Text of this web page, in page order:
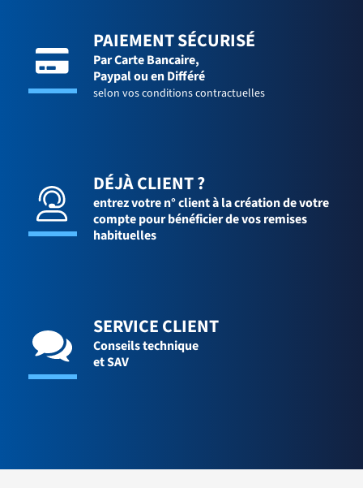
PAIEMENT SÉCURISÉ
Par Carte Bancaire,
Paypal ou en Différé
selon vos conditions contractuelles
DÉJÀ CLIENT ?
entrez votre n° client à la création de votre
compte pour bénéficier de vos remises
habituelles
SERVICE CLIENT
Conseils technique
et SAV